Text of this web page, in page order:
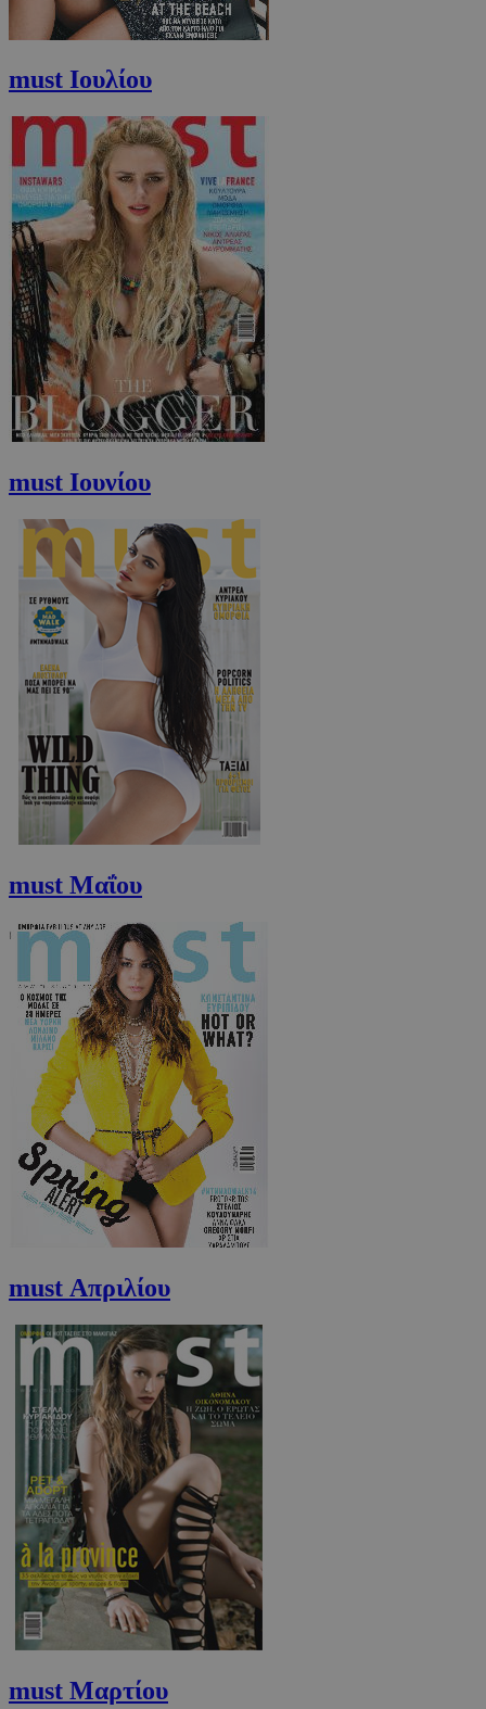
must Ιουλίου
must Ιουνίου
must Μαΐου
must Απριλίου
must Μαρτίου